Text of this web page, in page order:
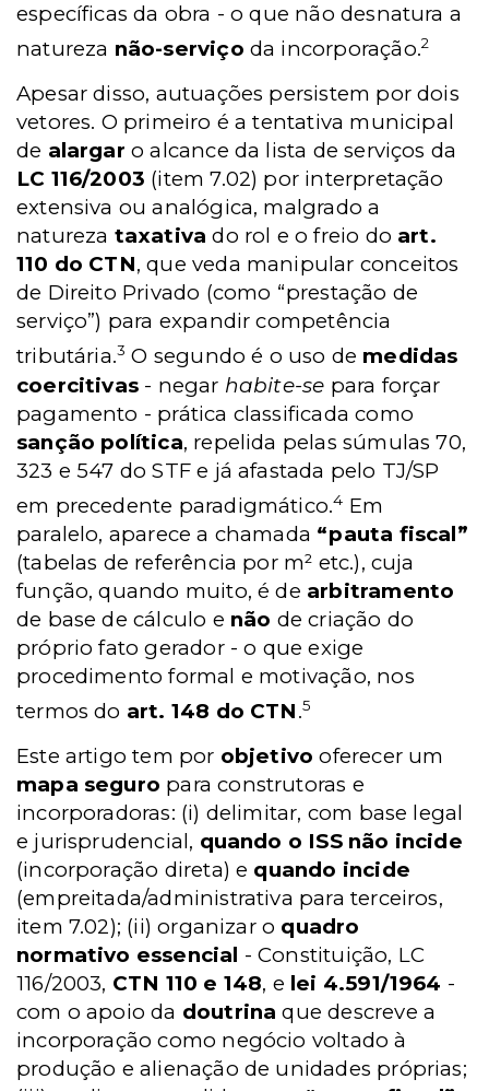
específicas da obra - o que não desnatura a
natureza não-serviço da incorporação.2
Apesar disso, autuações persistem por dois
vetores. O primeiro é a tentativa municipal
de alargar o alcance da lista de serviços da
LC 116/2003 (item 7.02) por interpretação
extensiva ou analógica, malgrado a
natureza taxativa do rol e o freio do art.
110 do CTN, que veda manipular conceitos
de Direito Privado (como “prestação de
serviço”) para expandir competência
tributária.3 O segundo é o uso de medidas
coercitivas - negar habite-se para forçar
pagamento - prática classificada como
sanção política, repelida pelas súmulas 70,
323 e 547 do STF e já afastada pelo TJ/SP
em precedente paradigmático.4 Em
paralelo, aparece a chamada “pauta fiscal”
(tabelas de referência por m² etc.), cuja
função, quando muito, é de arbitramento
de base de cálculo e não de criação do
próprio fato gerador - o que exige
procedimento formal e motivação, nos
termos do art. 148 do CTN.5
Este artigo tem por objetivo oferecer um
mapa seguro para construtoras e
incorporadoras: (i) delimitar, com base legal
e jurisprudencial, quando o ISS não incide
(incorporação direta) e quando incide
(empreitada/administrativa para terceiros,
item 7.02); (ii) organizar o quadro
normativo essencial - Constituição, LC
116/2003, CTN 110 e 148, e lei 4.591/1964 -
com o apoio da doutrina que descreve a
incorporação como negócio voltado à
produção e alienação de unidades próprias;